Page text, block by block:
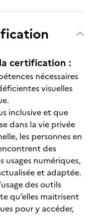
certification :
nécessaires
visuelles
inclusive et que
dans la vie privée
les personnes en
des
usages numériques,
et adaptée.
des outils
qu’elles maitrisent
pour y accéder,